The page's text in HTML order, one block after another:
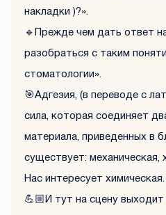
накладки )?».
🔹Прежде чем дать ответ
разобраться с таким
стоматологии».
🎯Адгезия, (в переводе с
сила, которая соединяет
материала, приведенных в
существует: механическая,
Нас интересует химическая.
💪🏼И тут на сцену